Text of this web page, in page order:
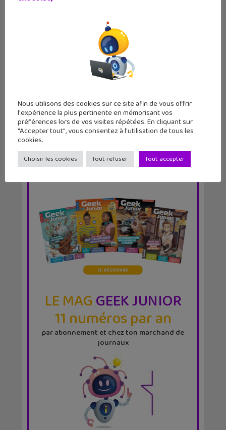
4 idées de sorties geek pour les
LE MAGGEEK JUNIOR
11 numéros par an
par abonnement et chez ton marchand de
journaux
Nous utilisons des cookies sur ce site afin de vous offrir
l'expérience la plus pertinente en mémorisant vos
préférences lors de vos visites répétées. En cliquant sur
"Accepter tout", vous consentez à l'utilisation de tous les
cookies.
Choisir les cookies Tout refuser Tout accepter